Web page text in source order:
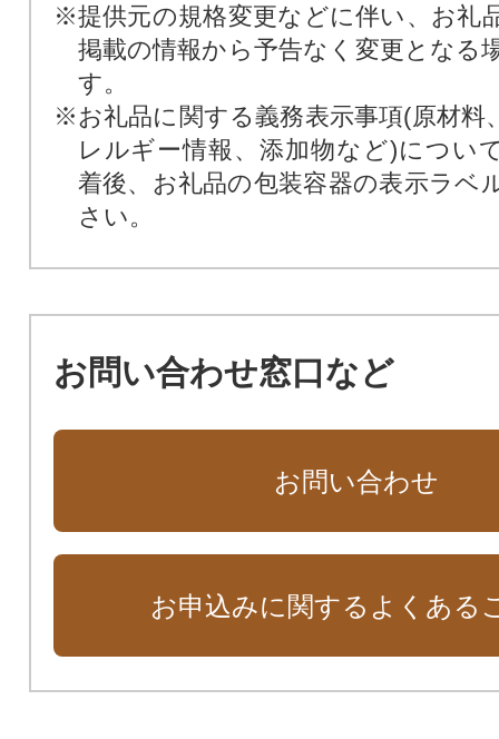
※提供元の規格変更などに伴い、お礼
掲載の情報から予告なく変更となる
す。
※お礼品に関する義務表示事項(原材料
レルギー情報、添加物など)につい
着後、お礼品の包装容器の表示ラベ
さい。
お問い合わせ窓口など
お問い合わせ
お申込みに関するよくある